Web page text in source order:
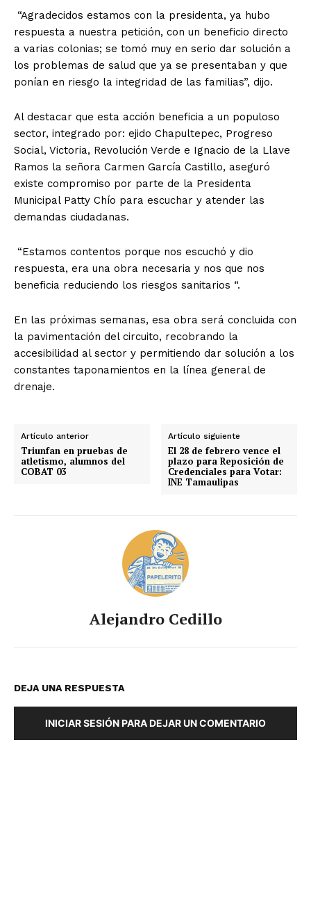
“Agradecidos estamos con la presidenta, ya hubo
respuesta a nuestra petición, con un beneficio directo
a varias colonias; se tomó muy en serio dar solución a
los problemas de salud que ya se presentaban y que
ponían en riesgo la integridad de las familias”, dijo.
Al destacar que esta acción beneficia a un populoso
sector, integrado por: ejido Chapultepec, Progreso
Social, Victoria, Revolución Verde e Ignacio de la Llave
Ramos la señora Carmen García Castillo, aseguró
existe compromiso por parte de la Presidenta
Municipal Patty Chío para escuchar y atender las
demandas ciudadanas.
“Estamos contentos porque nos escuchó y dio
respuesta, era una obra necesaria y nos que nos
beneficia reduciendo los riesgos sanitarios “.
En las próximas semanas, esa obra será concluida con
la pavimentación del circuito, recobrando la
accesibilidad al sector y permitiendo dar solución a los
constantes taponamientos en la línea general de
drenaje.
Artículo anterior
Triunfan en pruebas de
atletismo, alumnos del
COBAT 03
Artículo siguiente
El 28 de febrero vence el
plazo para Reposición de
Credenciales para Votar:
INE Tamaulipas
Alejandro Cedillo
DEJA UNA RESPUESTA
INICIAR SESIÓN PARA DEJAR UN COMENTARIO